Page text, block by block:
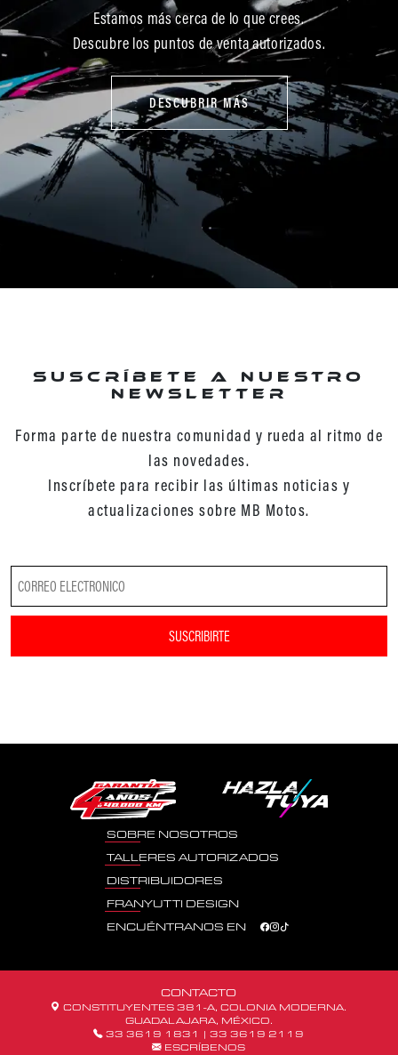
Estamos más cerca de lo que crees.
Descubre los puntos de venta autorizados.
DESCUBRIR MÁS
Suscríbete a nuestro
newsletter
Forma parte de nuestra comunidad y rueda al ritmo de
las novedades.
Inscríbete para recibir las últimas noticias y
actualizaciones sobre MB Motos.
SUSCRIBIRTE
SOBRE NOSOTROS
TALLERES AUTORIZADOS
DISTRIBUIDORES
FRANYUTTI DESIGN
ENCUÉNTRANOS EN
CONTACTO
CONSTITUYENTES 381-A, COLONIA MODERNA.
GUADALAJARA, MÉXICO.
33 3619 1831
| 33 3619 2119
ESCRÍBENOS